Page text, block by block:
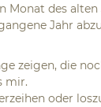
Monat des
Jahr
zeigen, die
mir.
oder